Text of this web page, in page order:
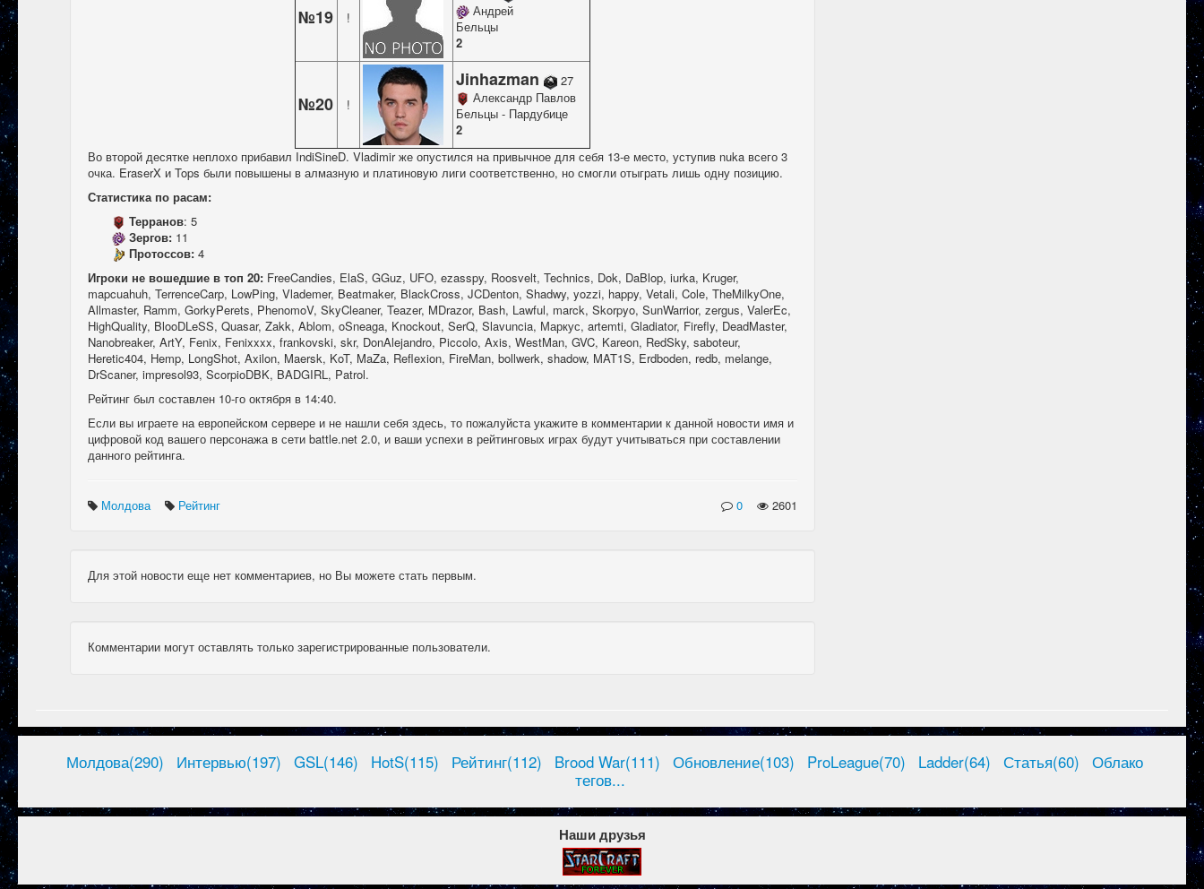
№19 !
Андрей
Бельцы
2
№20 !
Jinhazman
27
Александр Павлов
Бельцы - Пардубице
2
Во второй десятке неплохо прибавил IndiSineD. Vladimir же опустился на привычное для себя 13-е место, уступив nuka всего 3
очка. EraserX и Tops были повышены в алмазную и платиновую лиги соответственно, но смогли отыграть лишь одну позицию.
Статистика по расам:
Терранов: 5
Зергов:11
Протоссов: 4
Игроки не вошедшие в топ 20:FreeCandies, ElaS, GGuz, UFO, ezasspy, Roosvelt, Technics, Dok, DaBlop, iurka, Kruger,
mapcuahuh, TerrenceCarp, LowPing, Vlademer, Beatmaker, BlackCross, JCDenton, Shadwy, yozzi, happy, Vetali, Cole, TheMilkyOne,
Allmaster, Ramm, GorkyPerets, PhenomoV, SkyCleaner, Teazer, MDrazor, Bash, Lawful, marck, Skorpyo, SunWarrior, zergus, ValerEc,
HighQuality, BlooDLeSS, Quasar, Zakk, Ablom, oSneaga, Knockout, SerQ, Slavuncia, Маркус, artemti, Gladiator, Firefly, DeadMaster,
Nanobreaker, ArtY, Fenix, Fenixxxx, frankovski, skr, DonAlejandro, Piccolo, Axis, WestMan, GVC, Kareon, RedSky, saboteur,
Heretic404, Hemp, LongShot, Axilon, Maersk, KoT, MaZa, Reflexion, FireMan, bollwerk, shadow, MAT1S, Erdboden, redb, melange,
DrScaner, impresol93, ScorpioDBK, BADGIRL, Patrol.
Рейтинг был составлен 10-го октября в 14:40.
Если вы играете на европейском сервере и не нашли себя здесь, то пожалуйста укажите в комментарии к данной новости имя и
цифровой код вашего персонажа в сети battle.net 2.0, и ваши успехи в рейтинговых играх будут учитываться при составлении
данного рейтинга.
Молдова Рейтинг 0 2601
Для этой новости еще нет комментариев, но Вы можете стать первым.
Комментарии могут оставлять только зарегистрированные пользователи.
Молдова(290) Интервью(197) GSL(146) HotS(115) Рейтинг(112) Brood War(111) Обновление(103) ProLeague(70) Ladder(64) Статья(60)
Облако
тегов...
Наши друзья